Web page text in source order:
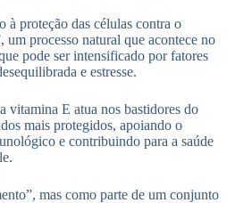
à proteção das células contra o
um processo natural que acontece no
pode ser intensificado por fatores
e estresse.
vitamina E atua nos bastidores do
mais protegidos, apoiando o
e contribuindo para a saúde
mas como parte de um conjunto